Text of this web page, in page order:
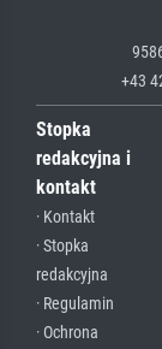
+43
Stopka
redakcyjna i
kontakt
· Kontakt
· Stopka
redakcyjna
· Regulamin
· Ochrona